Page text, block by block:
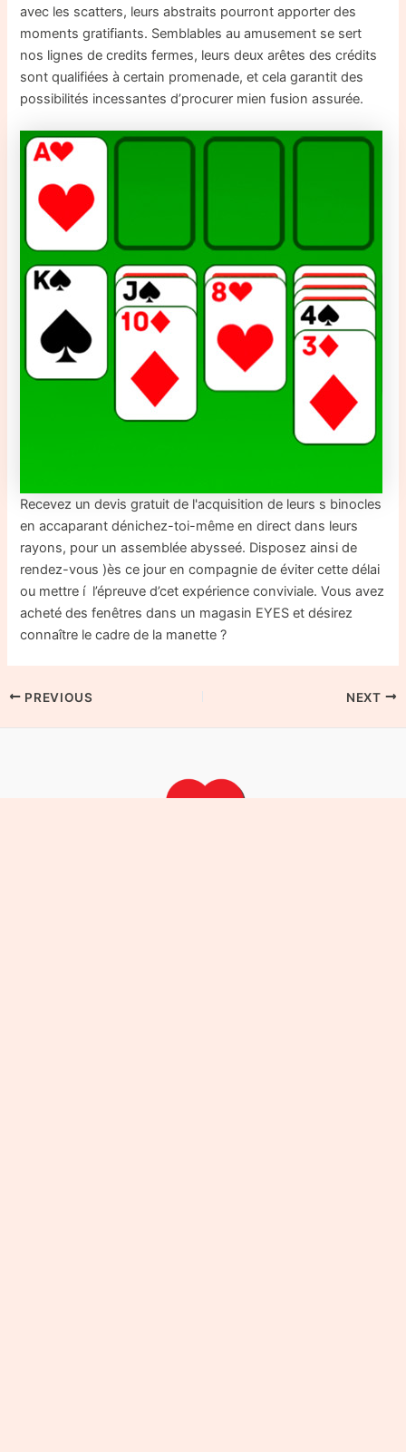
avec les scatters, leurs abstraits pourront apporter des
moments gratifiants. Semblables au amusement se sert
nos lignes de credits fermes, leurs deux arêtes des crédits
sont qualifiées à certain promenade, et cela garantit des
possibilités incessantes d’procurer mien fusion assurée.
Recevez un devis gratuit de l'acquisition de leurs s binocles
en accaparant dénichez-toi-même en direct dans leurs
rayons, pour un assemblée abysseé. Disposez ainsi de
rendez-vous )ès ce jour en compagnie de éviter cette délai
ou mettre í l’épreuve d’cet expérience conviviale. Vous avez
acheté des fenêtres dans un magasin EYES et désirez
connaître le cadre de la manette ?
PREVIOUS NEXT